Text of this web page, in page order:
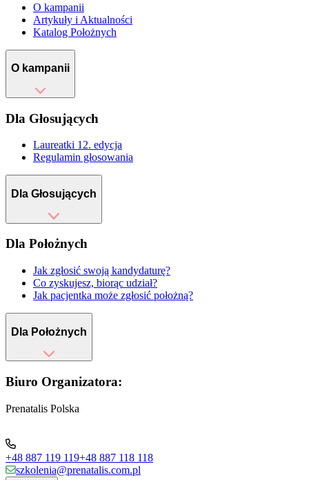
O kampanii
Artykuły i Aktualności
Katalog Położnych
O kampanii
Dla Głosujących
Laureatki 12. edycja
Regulamin głosowania
Dla Głosujących
Dla Położnych
Jak zgłosić swoją kandydaturę?
Co zyskujesz, biorąc udział?
Jak pacjentka może zgłosić położną?
Dla Położnych
Biuro Organizatora:
Prenatalis Polska
+48 887 119 119+48 887 118 118
szkolenia@prenatalis.com.pl